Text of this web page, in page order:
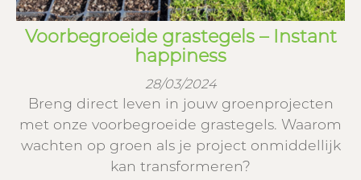
Voorbegroeide grastegels – Instant
happiness
28/03/2024
Breng direct leven in jouw groenprojecten
met onze voorbegroeide grastegels. Waarom
wachten op groen als je project onmiddellijk
kan transformeren?